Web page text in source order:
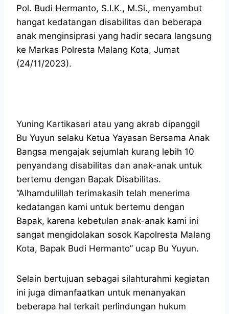
Pol. Budi Hermanto, S.I.K., M.Si., menyambut
hangat kedatangan disabilitas dan beberapa
anak menginsiprasi yang hadir secara langsung
ke Markas Polresta Malang Kota, Jumat
(24/11/2023).
Yuning Kartikasari atau yang akrab dipanggil
Bu Yuyun selaku Ketua Yayasan Bersama Anak
Bangsa mengajak sejumlah kurang lebih 10
penyandang disabilitas dan anak-anak untuk
bertemu dengan Bapak Disabilitas.
“Alhamdulillah terimakasih telah menerima
kedatangan kami untuk bertemu dengan
Bapak, karena kebetulan anak-anak kami ini
sangat mengidolakan sosok Kapolresta Malang
Kota, Bapak Budi Hermanto” ucap Bu Yuyun.
Selain bertujuan sebagai silahturahmi kegiatan
ini juga dimanfaatkan untuk menanyakan
beberapa hal terkait perlindungan hukum